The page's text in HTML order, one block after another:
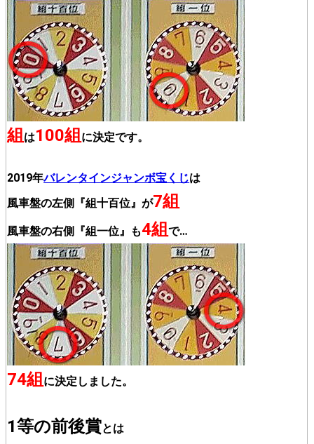
組は100組に決定です。
2019年バレンタインジャンボ宝くじは
風車盤の左側『組十百位』が7組
風車盤の右側『組一位』も4組で…
74組に決定しました。
1等の前後賞とは